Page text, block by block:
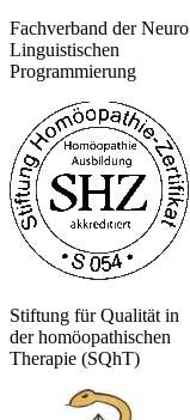
Fachverband der Neuro
Linguistischen
Programmierung
Stiftung für Qualität in
der homöopathischen
Therapie (SQhT)